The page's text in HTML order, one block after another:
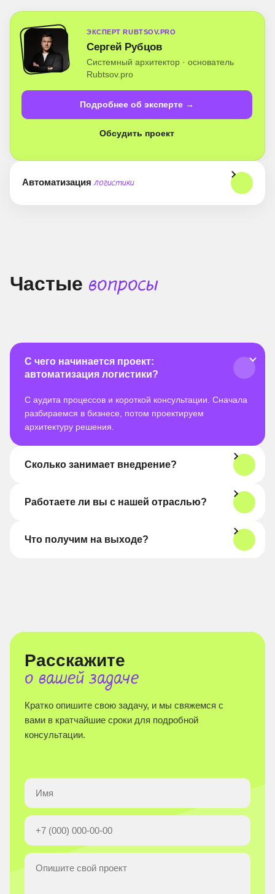
ЭКСПЕРТ RUBTSOV.PRO
Сергей Рубцов
Системный архитектор · основатель
Rubtsov.pro
Подробнее об эксперте →
Обсудить проект
Автоматизация логистики
Частые вопросы
С чего начинается проект:
автоматизация логистики?
С аудита процессов и короткой консультации. Сначала
разбираемся в бизнесе, потом проектируем
архитектуру решения.
Сколько занимает внедрение?
Работаете ли вы с нашей отраслью?
Что получим на выходе?
Расскажите
о вашей задаче
Кратко опишите свою задачу, и мы свяжемся с
вами в кратчайшие сроки для подробной
консультации.